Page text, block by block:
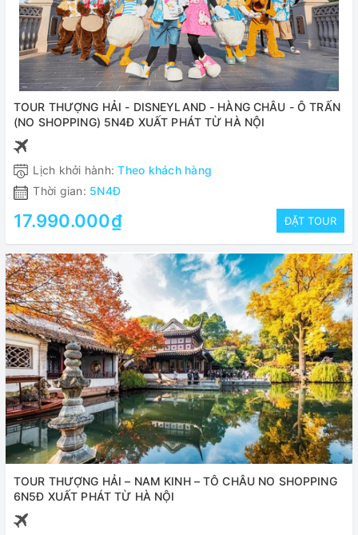
TOUR THƯỢNG HẢI - DISNEYLAND - HÀNG CHÂU - Ô TRẤN
(NO SHOPPING) 5N4Đ XUẤT PHÁT TỪ HÀ NỘI
Lịch khởi hành:Theo khách hàng
Thời gian: 5N4Đ
17.990.000₫ ĐẶT TOUR
TOUR THƯỢNG HẢI – NAM KINH – TÔ CHÂU NO SHOPPING
6N5Đ XUẤT PHÁT TỪ HÀ NỘI